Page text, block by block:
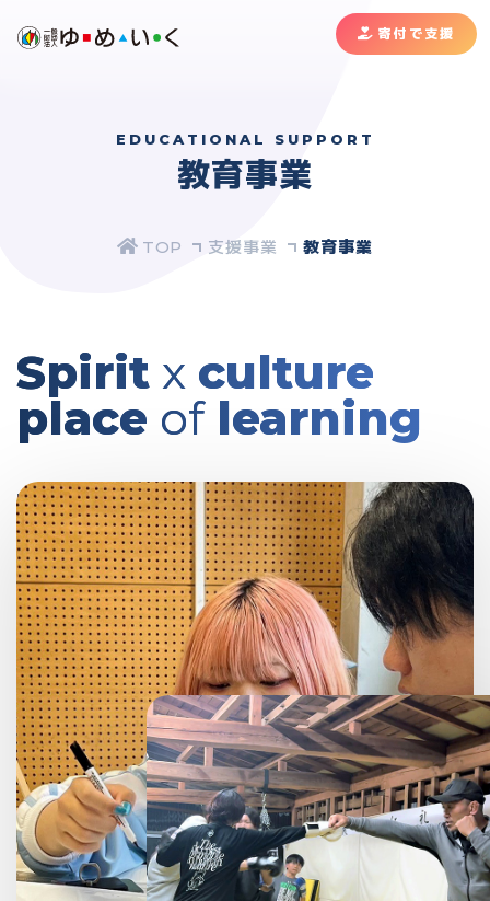
寄付で支援
EDUCATIONAL SUPPORT
教育事業
支援事業 教育事業
Spirit x culture
place of learning
社会や家庭の事情により、
学びの機会が制限されている子どもたちを支援する
教育事業を展開しています。